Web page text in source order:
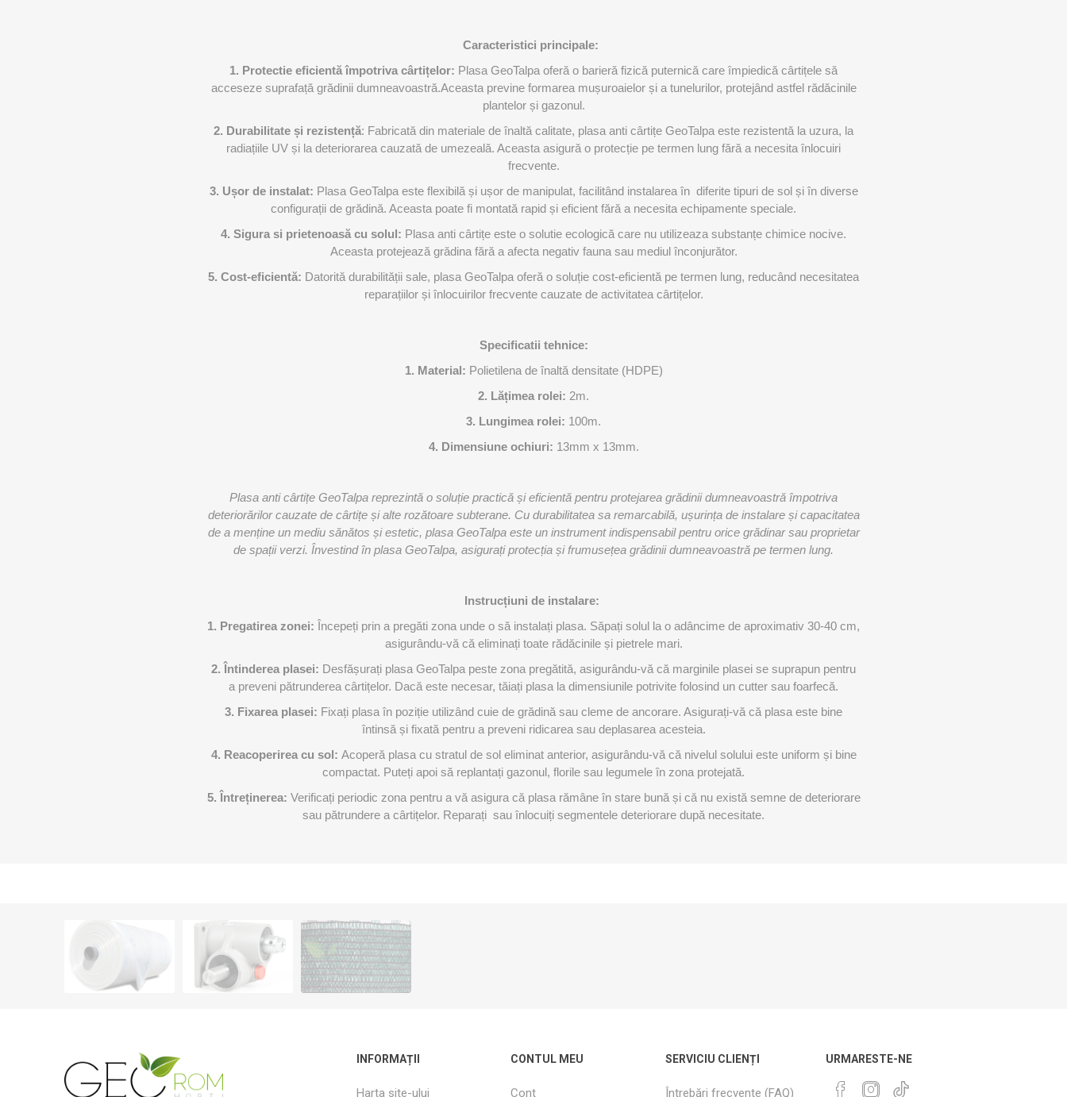
Caracteristici principale:
1. Protectie eficientă împotriva cârtițelor: Plasa GeoTalpa oferă o barieră fizică puternică care împiedică cârtițele să
acceseze suprafață grădinii dumneavoastră.Aceasta previne formarea mușuroaielor și a tunelurilor, protejând astfel rădăcinile
plantelor și gazonul.
2. Durabilitate și rezistență: Fabricată din materiale de înaltă calitate, plasa anti cârtițe GeoTalpa este rezistentă la uzura, la
radiațiile UV și la deteriorarea cauzată de umezeală. Aceasta asigură o protecție pe termen lung fără a necesita înlocuiri
frecvente.
3. Ușor de instalat: Plasa GeoTalpa este flexibilă și ușor de manipulat, facilitând instalarea în diferite tipuri de sol și în diverse
configurații de grădină. Aceasta poate fi montată rapid și eficient fără a necesita echipamente speciale.
4. Sigura si prietenoasă cu solul: Plasa anti cârtițe este o solutie ecologică care nu utilizeaza substanțe chimice nocive.
Aceasta protejează grădina fără a afecta negativ fauna sau mediul înconjurător.
5. Cost-eficientă: Datorită durabilității sale, plasa GeoTalpa oferă o soluție cost-eficientă pe termen lung, reducând necesitatea
reparațiilor și înlocuirilor frecvente cauzate de activitatea cârtițelor.
Specificatii tehnice:
1. Material: Polietilena de înaltă densitate (HDPE)
2. Lățimea rolei: 2m.
3. Lungimea rolei: 100m.
4. Dimensiune ochiuri: 13mm x 13mm.
Plasa anti cârtițe GeoTalpa reprezintă o soluție practică și eficientă pentru protejarea grădinii dumneavoastră împotriva
deteriorărilor cauzate de cârtițe și alte rozătoare subterane. Cu durabilitatea sa remarcabilă, ușurința de instalare și capacitatea
de a menține un mediu sănătos și estetic, plasa GeoTalpa este un instrument indispensabil pentru orice grădinar sau proprietar
de spații verzi. Învestind în plasa GeoTalpa, asigurați protecția și frumusețea grădinii dumneavoastră pe termen lung.
Instrucțiuni de instalare:
1. Pregatirea zonei: Începeți prin a pregăti zona unde o să instalați plasa. Săpați solul la o adâncime de aproximativ 30-40 cm,
asigurându-vă că eliminați toate rădăcinile și pietrele mari.
2. Întinderea plasei: Desfășurați plasa GeoTalpa peste zona pregătită, asigurându-vă că marginile plasei se suprapun pentru
a preveni pătrunderea cârtițelor. Dacă este necesar, tăiați plasa la dimensiunile potrivite folosind un cutter sau foarfecă.
3. Fixarea plasei: Fixați plasa în poziție utilizând cuie de grădină sau cleme de ancorare. Asigurați-vă că plasa este bine
întinsă și fixată pentru a preveni ridicarea sau deplasarea acesteia.
4. Reacoperirea cu sol: Acoperă plasa cu stratul de sol eliminat anterior, asigurându-vă că nivelul solului este uniform și bine
compactat. Puteți apoi să replantați gazonul, florile sau legumele în zona protejată.
5. Întreținerea: Verificați periodic zona pentru a vă asigura că plasa rămâne în stare bună și cǎ nu există semne de deteriorare
sau pătrundere a cârtițelor. Reparați sau înlocuiți segmentele deteriorare după necesitate.
INFORMAȚII
Harta site-ului
CONTUL MEU
Cont
SERVICIU CLIENȚI
Întrebări frecvente (FAQ)
URMARESTE-NE